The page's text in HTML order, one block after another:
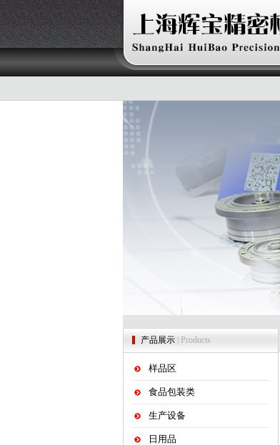
产品展示 | Products
样品区
食品包装类
生产设备
日用品